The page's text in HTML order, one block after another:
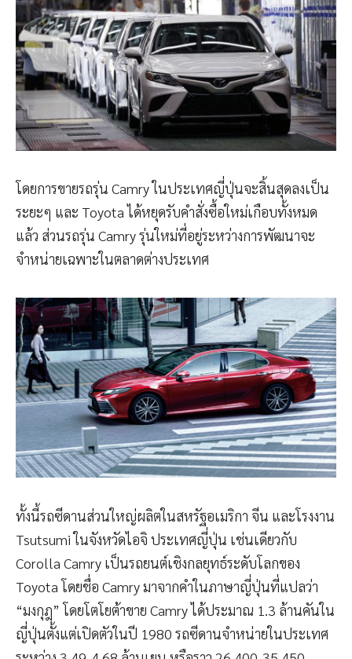
โดยการขายรถรุ่น Camry ในประเทศญี่ปุ่นจะสิ้นสุดลงเป็น
ระยะๆ และ Toyota ได้หยุดรับคำสั่งซื้อใหม่เกือบทั้งหมด
แล้ว ส่วนรถรุ่น Camry รุ่นใหม่ที่อยู่ระหว่างการพัฒนาจะ
จำหน่ายเฉพาะในตลาดต่างประเทศ
ทั้งนี้รถซีดานส่วนใหญ่ผลิตในสหรัฐอเมริกา จีน และโรงงาน
Tsutsumi ในจังหวัดไอจิ ประเทศญี่ปุ่น เช่นเดียวกับ
Corolla Camry เป็นรถยนต์เชิงกลยุทธ์ระดับโลกของ
Toyota โดยชื่อ Camry มาจากคำในภาษาญี่ปุ่นที่แปลว่า
“มงกุฎ” โดยโตโยต้าขาย Camry ได้ประมาณ 1.3 ล้านคันใน
ญี่ปุ่นตั้งแต่เปิดตัวในปี 1980 รถซีดานจำหน่ายในประเทศ